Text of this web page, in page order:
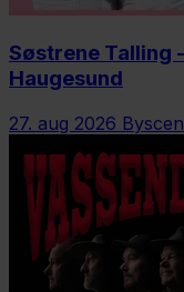
Søstrene Talling
Haugesund
27. aug 2026